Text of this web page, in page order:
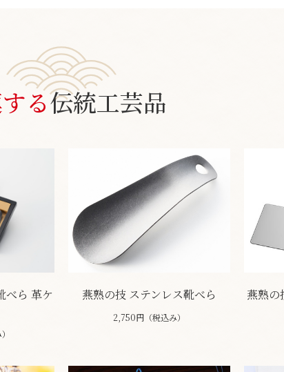
る伝統工芸品
べら 革ケ
燕熟の技 ステンレス靴べら
2,750円（税込み）
燕熟の